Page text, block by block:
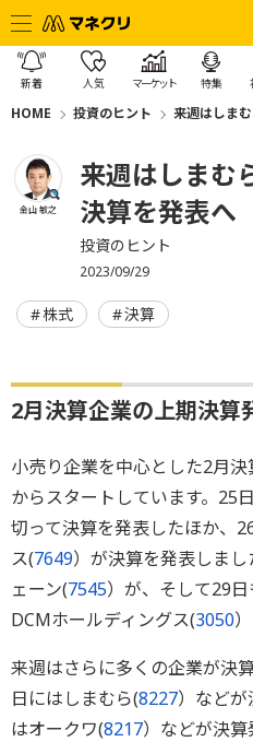
新着 人気 マーケット 特集
HOME 投資のヒント 来週はしま
金山 敏之
来週はしまむ
決算を発表へ
投資のヒント
2023/09/29
株式 決算
2月決算企業の上期決算
小売り企業を中心とした2月
からスタートしています。25
切って決算を発表したほか、
ス(7649）が決算を発表しま
ェーン(7545）が、そして29
DCMホールディングス(3050
来週はさらに多くの企業が決
日にはしまむら(8227）など
はオークワ(8217）などが決